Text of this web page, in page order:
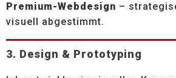
Premium-Webdesign –
visuell abgestimmt.
3. Design & Prototyping